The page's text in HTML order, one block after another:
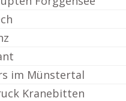
im Münstertal
Kranebitten